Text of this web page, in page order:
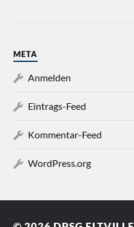
META
Anmelden
Eintrags-Feed
Kommentar-Feed
WordPress.org